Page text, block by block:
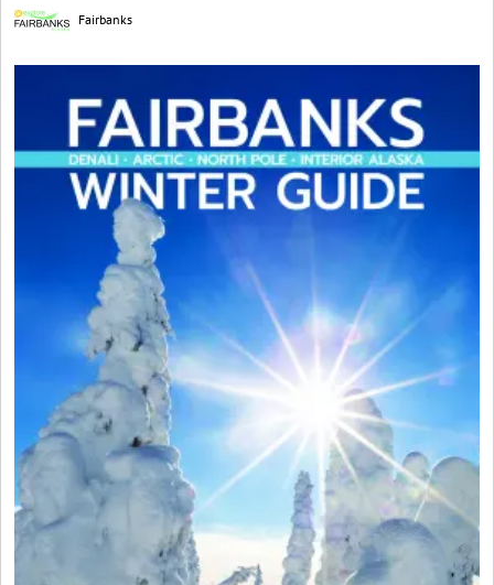
Fairbanks